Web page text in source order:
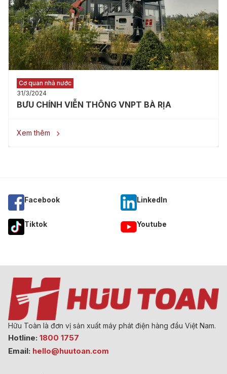
Cơ quan nhà nước
31/3/2024
BƯU CHÍNH VIỄN THÔNG VNPT BÀ RỊA
Xem thêm 
Facebook Linkedln
Tiktok Youtube
Hữu Toàn là đơn vị sản xuất máy phát điện hàng đầu Việt Nam.
Hotline: 1800 1757
Email: hello@huutoan.com